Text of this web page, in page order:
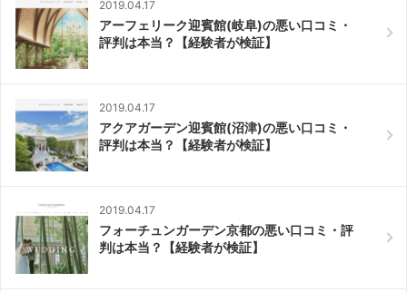
2019.04.17
アーフェリーク迎賓館(岐阜)の悪い口コミ・
評判は本当？【経験者が検証】
2019.04.17
アクアガーデン迎賓館(沼津)の悪い口コミ・
評判は本当？【経験者が検証】
2019.04.17
フォーチュンガーデン京都の悪い口コミ・評
判は本当？【経験者が検証】